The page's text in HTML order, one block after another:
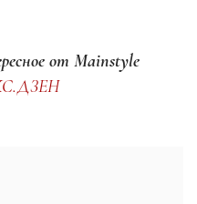
от Mainstyle